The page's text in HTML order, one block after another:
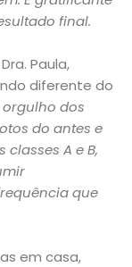
final.
Paula,
diferente do
orgulho dos
do antes e
A e B,
que
em casa,